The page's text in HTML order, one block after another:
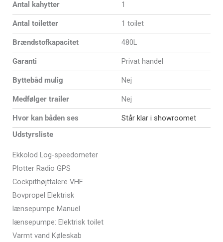
Antal kahytter 1
Antal toiletter 1 toilet
Brændstofkapacitet 480L
Garanti Privat handel
Byttebåd mulig Nej
Medfølger trailer Nej
Hvor kan båden ses
Står klar i showroomet
Udstyrsliste
Ekkolod Log-speedometer
Plotter Radio GPS
Cockpithøjttalere VHF
Bovpropel Elektrisk
lænsepumpe Manuel
lænsepumpe: Elektrisk toilet
Varmt vand Køleskab